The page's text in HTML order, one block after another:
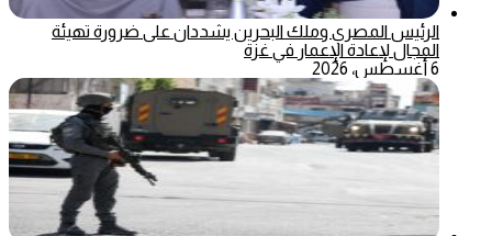
الرئيس المصري وملك البحرين يشددان على ضرورة تهيئة
المجال لإعادة الإعمار في غزة
6 أغسطس، 2026